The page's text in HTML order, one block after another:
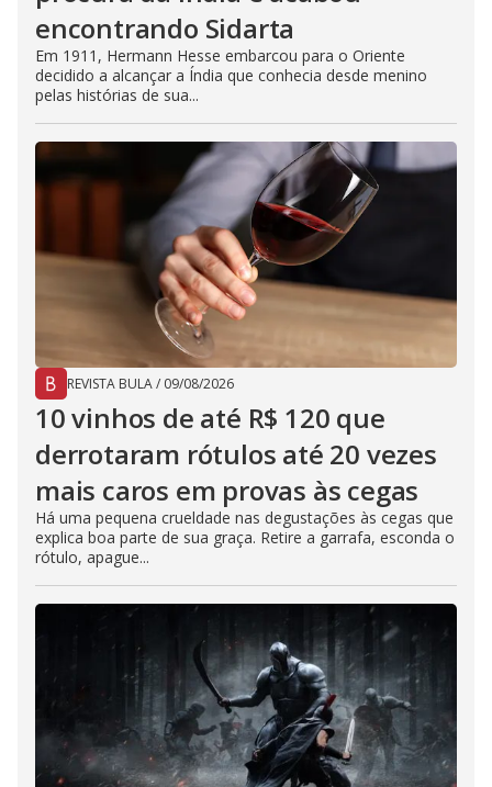
encontrando Sidarta
Em 1911, Hermann Hesse embarcou para o Oriente
decidido a alcançar a Índia que conhecia desde menino
pelas histórias de sua...
REVISTA BULA/ 09/08/2026
10 vinhos de até R$ 120 que
derrotaram rótulos até 20 vezes
mais caros em provas às cegas
Há uma pequena crueldade nas degustações às cegas que
explica boa parte de sua graça. Retire a garrafa, esconda o
rótulo, apague...